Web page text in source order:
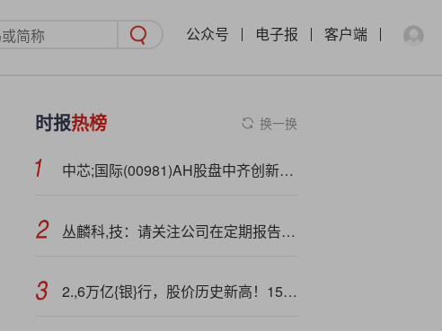
公众号 电子报 客户端
时报热榜 换一换
中芯;国际(00981)AH股盘中齐创新高 机构指产能利用率大幅提升反映市场需求强劲
丛麟科,技：请关注公司在定期报告中披露的截至相应报告期末的股东数量
2.,6万亿{银}行，股价历史新高！15连板牛股，连续两日跌停！